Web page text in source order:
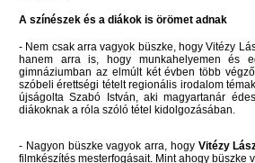
A színészek és a diákok is örömet adnak
- Nem csak arra vagyok büszke, hogy Vitézy
hanem arra is, hogy munkahelyemen és
gimnáziumban az elmúlt két évben több
szóbeli érettségi tételt regionális irodalom
újságolta Szabó István, aki magyartanár
diákoknak a róla szóló tétel kidolgozásában.
- Nagyon büszke vagyok arra, hogy Vitézy
filmkészítés mesterfogásait. Mint ahogy büszke